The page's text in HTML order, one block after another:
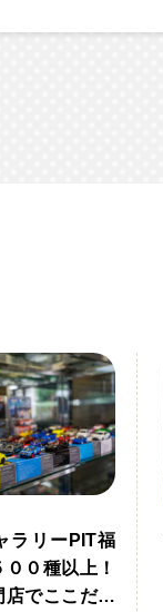
ラリーPIT福
０種以上！
店でここだけ